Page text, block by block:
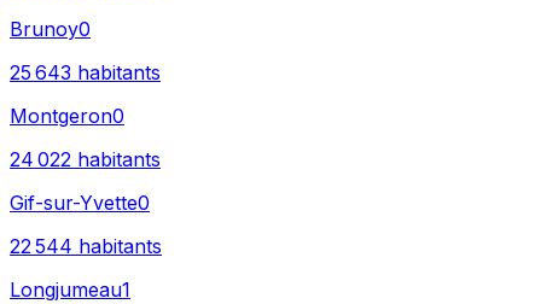
Brunoy0
25 643 habitants
Montgeron0
24 022 habitants
Gif-sur-Yvette0
22 544 habitants
Longjumeau1